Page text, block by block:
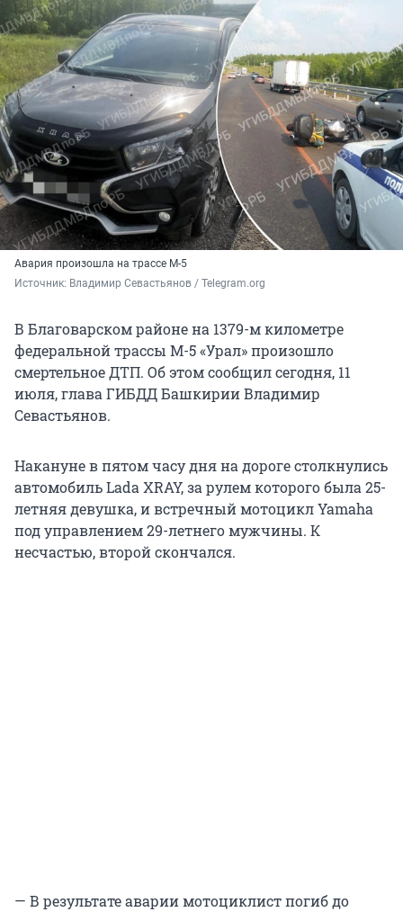
Авария произошла на трассе М-5
Источник: Владимир Севастьянов / Telegram.org
В Благоварском районе на 1379-м километре
федеральной трассы М-5 «Урал» произошло
смертельное ДТП. Об этом сообщил сегодня, 11
июля, глава ГИБДД Башкирии Владимир
Севастьянов.
Накануне в пятом часу дня на дороге столкнулись
автомобиль Lada XRAY, за рулем которого была 25-
летняя девушка, и встречный мотоцикл Yamaha
под управлением 29-летнего мужчины. К
несчастью, второй скончался.
— В результате аварии мотоциклист погиб до